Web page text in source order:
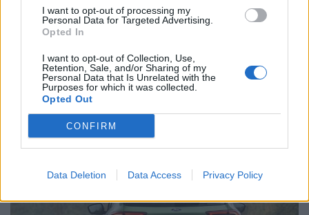
I want to opt-out of processing my
Personal Data for Targeted Advertising.
Opted In
I want to opt-out of Collection, Use,
Retention, Sale, and/or Sharing of my
Personal Data that Is Unrelated with the
Purposes for which it was collected.
Opted Out
CONFIRM
Data Deletion Data Access Privacy Policy
Futuro BMW iX1 acelera e a Neue Klasse
muda tudo no SUV
VIRGILIO MACHADO 07/08/2026